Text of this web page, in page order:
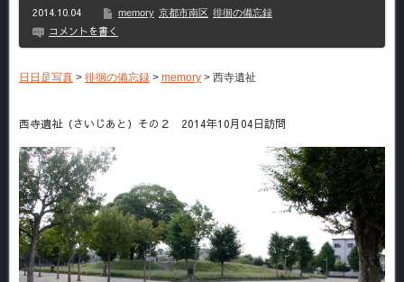
2014.10.04 memory 京都市南区 徘徊の備忘録
コメントを書く
日日是写真 > 徘徊の備忘録 > memory > 西寺遺祉
西寺遺祉（さいじあと）その２ 2014年10月04日訪問